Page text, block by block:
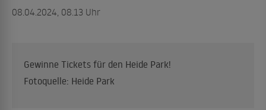
08.04.2024, 08.13 Uhr
Gewinne Tickets für den Heide Park!
Fotoquelle: Heide Park